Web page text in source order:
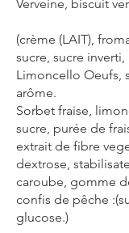
Verveine, biscuit
(crème (LAIT),
sucre, sucre
Limoncello Oeufs,
arôme.
Sorbet fraise,
sucre, purée de
extrait de fibre
dextrose,
caroube, gomme
confis de pêche
glucose.)